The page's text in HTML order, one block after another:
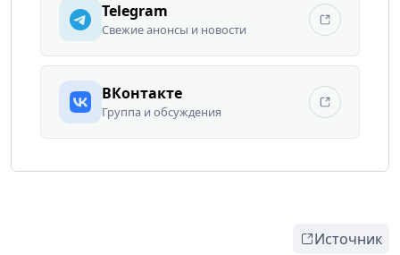
Telegram
Свежие анонсы и новости
ВКонтакте
Группа и обсуждения
Источник